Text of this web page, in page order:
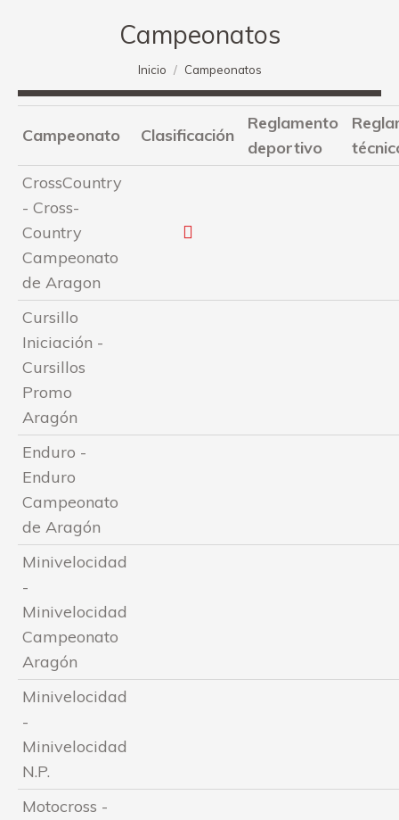
Campeonatos
Estás aquí:
Inicio Campeonatos
Campeonato Clasificación
Reglamento
deportivo
CrossCountry
- Cross-
Country
Campeonato
de Aragon
Cursillo
Iniciación -
Cursillos
Promo
Aragón
Enduro -
Enduro
Campeonato
de Aragón
Minivelocidad
-
Minivelocidad
Campeonato
Aragón
Minivelocidad
-
Minivelocidad
N.P.
Motocross -